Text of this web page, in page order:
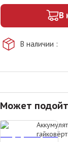
В
В наличии
Может